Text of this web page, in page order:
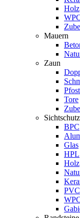
Holz
Mauern
Zaun
Tore
Sichtschutz
BPC
Glas
HPL
Holz
PVC